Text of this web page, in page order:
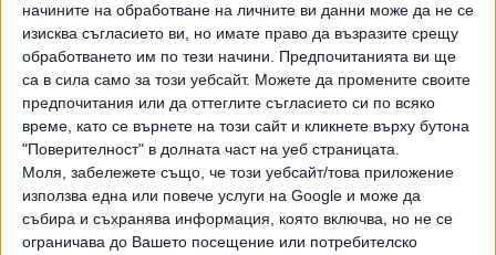
начините на обработване на личните ви данни може да не се
изисква съгласието ви, но имате право да възразите срещу
обработването им по тези начини. Предпочитанията ви ще
са в сила само за този уебсайт. Можете да промените своите
предпочитания или да оттеглите съгласието си по всяко
време, като се върнете на този сайт и кликнете върху бутона
"Поверителност" в долната част на уеб страницата.
Моля, забележете също, че този уебсайт/това приложение
използва една или повече услуги на Google и може да
събира и съхранява информация, която включва, но не се
ограничава до Вашето посещение или потребителско
възможност да се възползва от пълния размер на по-
високите данъчни облекчения за деца, тъй като те се
изчисляват върху заплатата, на която се осигуряват
лицата“, коментира Николай Петков, директор на
дирекция „Управление на риска“ в НАП.
С цел да запознае работниците с рисковете, ако се
съгласят да се осигуряват на по-нисък от реалния си
доход, приходната агенция стартира кампания „Заплата
в плик“. Тя акцентира върху ползите за обществото от